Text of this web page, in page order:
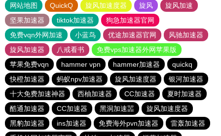
网站地图 QuickQ 旋风加速度器 旋风
旋风加速
坚果加速器
tiktok加速器
狗急加速器官网
免费vqn外网加速
小蓝鸟 优途加速器官网
风驰加速器
旋风加速器
八戒看书
免费vps加速器外网苹果版
苹果免费vqn
hammer vpn hammer加速器
quickq
快橙加速器
蚂蚁npv加速器 旋风加速度器
银河加速器
十大免费加速神器
西柚加速器 CC加速器
夏时加速器
酷通加速器
CC加速器 黑洞加速噐
旋风加速度器
黑豹加速器
ins加速器 免费海外pvn加速器
雷轰加速器